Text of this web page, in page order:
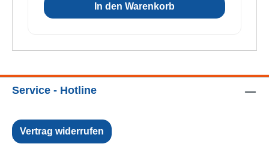
In den Warenkorb
Service - Hotline
Vertrag widerrufen